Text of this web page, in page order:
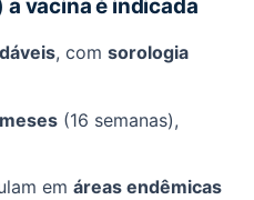
a vacina é indicada
, comsorologia
(16 semanas),
emáreas endêmicas